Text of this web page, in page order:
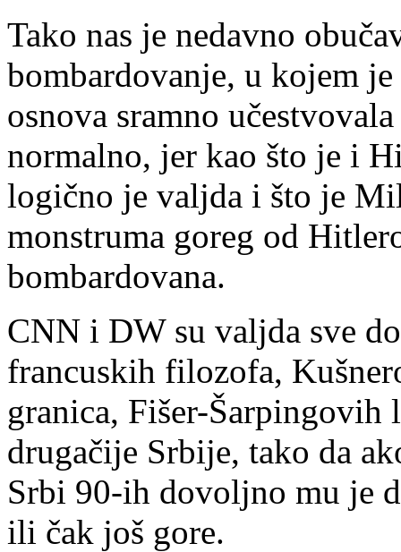
Tako nas je nedavno
bombardovanje, u kojem
osnova sramno
normalno, jer kao što je i
logično je valjda i što je
monstruma goreg od
bombardovana.
CNN i DW su valjda sve
francuskih filozofa,
granica, Fišer-
drugačije Srbije, tako da
Srbi 90-ih dovoljno mu je
ili čak još gore.